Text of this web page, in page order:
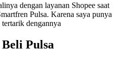
dengan layanan Shopee saat
Pulsa. Karena saya punya
dengannya
Pulsa